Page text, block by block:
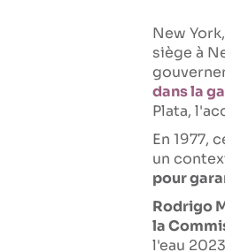
New
siège à
dans la
Plata,
En 1977,
un
pour
Rodrigo
la
l'eau